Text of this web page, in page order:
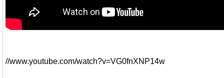
//www.youtube.com/watch?v=VG0fnXNP14w